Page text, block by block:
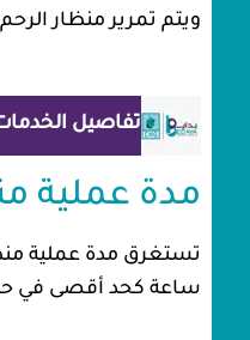
ويتم تمرير منظار
تفاصيل
مدة عملية
ساعة كحد أقصى في